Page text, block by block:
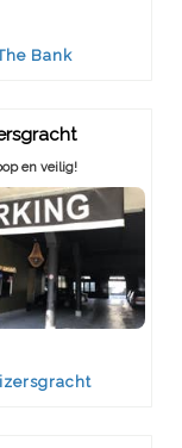
Bank
en veilig!